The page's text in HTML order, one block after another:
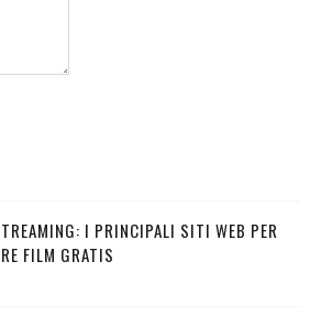
I PRINCIPALI SITI WEB PER
FILM GRATIS